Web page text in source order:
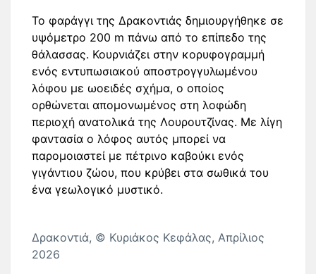
Το φαράγγι της Δρακοντιάς δημιουργήθηκε σε
υψόμετρο 200 m πάνω από το επίπεδο της
θάλασσας. Κουρνιάζει στην κορυφογραμμή
ενός εντυπωσιακού αποστρογγυλωμένου
λόφου με ωοειδές σχήμα, ο οποίος
ορθώνεται απομονωμένος στη λοφώδη
περιοχή ανατολικά της Λουρουτζίνας. Με λίγη
φαντασία ο λόφος αυτός μπορεί να
παρομοιαστεί με πέτρινο καβούκι ενός
γιγάντιου ζώου, που κρύβει στα σωθικά του
ένα γεωλογικό μυστικό.
Δρακοντιά, © Κυριάκος Κεφάλας, Απρίλιος
2026